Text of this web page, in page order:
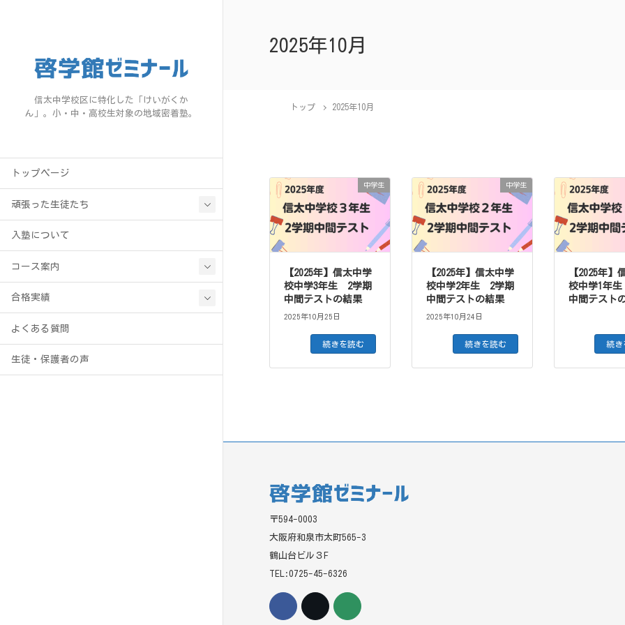
信太中学校区に特化した「けいがくか
ん」。小・中・高校生対象の地域密着塾。
トップページ
頑張った生徒たち
入塾について
コース案内
合格実績
よくある質問
生徒・保護者の声
2025年10月
トップ 2025年10月
中学生
【2025年】信太中学
校中学3年生 2学期
中間テストの結果
2025年10月25日
続きを読む
中学生
【2025年】信太中学
校中学2年生 2学期
中間テストの結果
2025年10月24日
続きを読む
【2025年】
校中学1年
中間テスト
続き
〒594-0003
大阪府和泉市太町565-3
鶴山台ビル３F
TEL:0725-45-6326